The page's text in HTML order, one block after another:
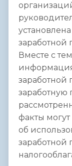
заработной
Вместе с
заработную
факты могут
об
заработной